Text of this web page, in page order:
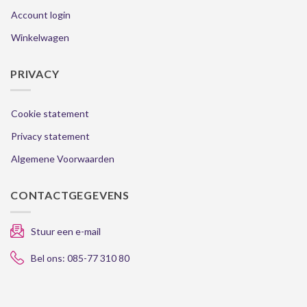
Account login
Winkelwagen
PRIVACY
Cookie statement
Privacy statement
Algemene Voorwaarden
CONTACTGEGEVENS
Stuur een e-mail
Bel ons: 085-77 310 80